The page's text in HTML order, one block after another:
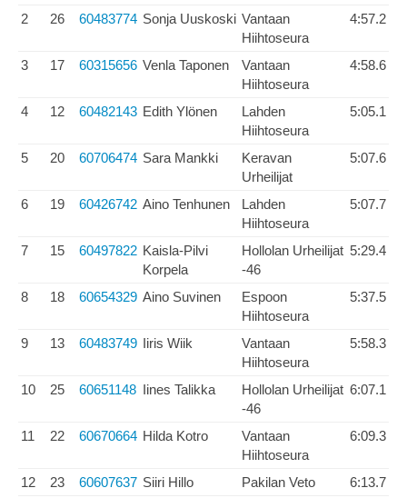
2 26 60483774 Sonja Uuskoski Vantaan
Hiihtoseura
4:57.2
3 17 60315656 Venla Taponen
Vantaan
Hiihtoseura
4:58.6
4 12 60482143 Edith Ylönen
Lahden
Hiihtoseura
5:05.1
5 20 60706474 Sara Mankki
Keravan
Urheilijat
5:07.6
6 19 60426742 Aino Tenhunen
Lahden
Hiihtoseura
5:07.7
7 15 60497822 Kaisla-Pilvi
Korpela
Hollolan Urheilijat
-46
5:29.4
8 18 60654329 Aino Suvinen
Espoon
Hiihtoseura
5:37.5
9 13 60483749 Iiris Wiik
Vantaan
Hiihtoseura
5:58.3
10 25 60651148 Iines Talikka
Hollolan Urheilijat
-46
6:07.1
11 22 60670664 Hilda Kotro
Vantaan
Hiihtoseura
6:09.3
12 23 60607637 Siiri Hillo Pakilan Veto
6:13.7